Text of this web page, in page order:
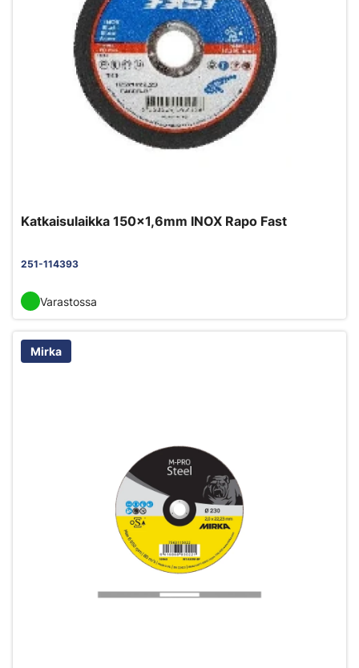
Katkaisulaikka 150x1,6mm INOX Rapo Fast
251-114393
Varastossa
Mirka